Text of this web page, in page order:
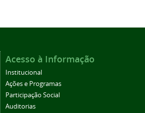
Acesso à Informação
Institucional
Ações e Programas
Participação Social
Auditorias